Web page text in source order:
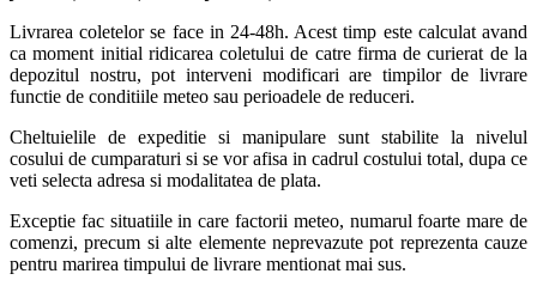
Livrarea coletelor se face in 24-48h. Acest timp este calculat avand
ca moment initial ridicarea coletului de catre firma de curierat de la
depozitul nostru, pot interveni modificari are timpilor de livrare
functie de conditiile meteo sau perioadele de reduceri.
Cheltuielile de expeditie si manipulare sunt stabilite la nivelul
cosului de cumparaturi si se vor afisa in cadrul costului total, dupa ce
veti selecta adresa si modalitatea de plata.
Exceptie fac situatiile in care factorii meteo, numarul foarte mare de
comenzi, precum si alte elemente neprevazute pot reprezenta cauze
pentru marirea timpului de livrare mentionat mai sus.